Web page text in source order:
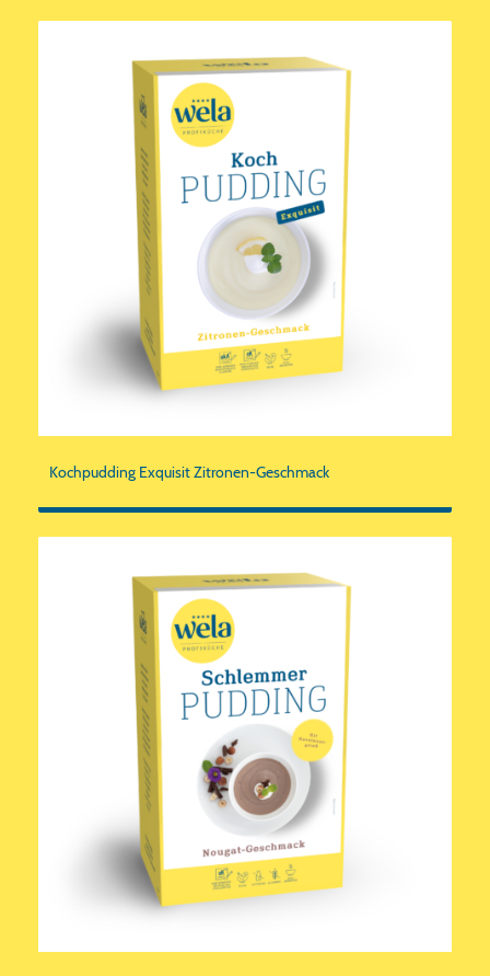
Kochpudding Exquisit Zitronen-Geschmack